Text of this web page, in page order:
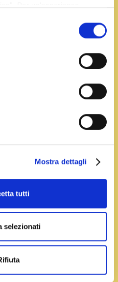
Mostra dettagli
tutti
selezionati
a fiamma bassa. Fate a
in padella e cuocete a
in cottura. Fate saltare l'altra
padellino finchè sarà dorato
al sugo di funghi.
zafferano, sciolto in poca
nella padella e cuocete
scolatele al dente e fatele
decorando con
fresco tritato.
di funghi